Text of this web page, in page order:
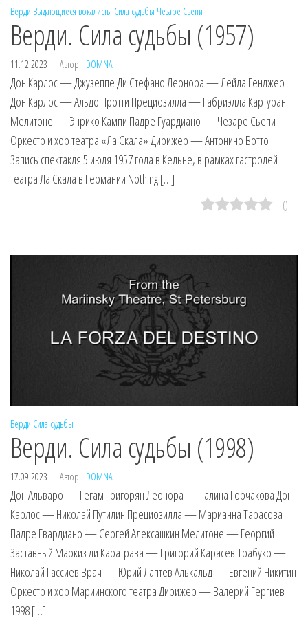
Верди Выдающиеся вокалисты Сила судьбы Чезаре Сьепи
Верди. Сила судьбы (1957)
11.12.2023 Автор: DOMNA
Дон Карлос — Джузеппе Ди Стефано Леонора — Лейла Генджер
Дон Карлос — Альдо Протти Прециозилла — Габриэлла Картуран
Мелитоне — Энрико Кампи Падре Гуардиано — Чезаре Сьепи
Оркестр и хор театра «Ла Скала» Дирижер — Антонино Вотто
Запись спектакля 5 июля 1957 года в Кельне, в рамках гастролей
театра Ла Скала в Германии Nothing […]
0
Верди Сила судьбы
Верди. Сила судьбы (1998)
17.09.2023 Автор: DOMNA
Дон Альваро — Гегам Григорян Леонора — Галина Горчакова Дон
Карлос — Николай Путилин Прециозилла — Марианна Тарасова
Падре Гвардиано — Сергей Алексашкин Мелитоне — Георгий
Заставный Маркиз ди Каратрава — Григорий Карасев Трабуко —
Николай Гассиев Врач — Юрий Лаптев Алькальд — Евгений Никитин
Оркестр и хор Мариинского театра Дирижер — Валерий Гергиев
1998 […]